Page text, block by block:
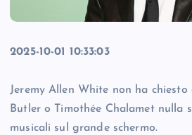
2025-10-01 10:33:03
Jeremy Allen White non ha
Butler o Timothée Chalamet nulla
musicali sul grande schermo.